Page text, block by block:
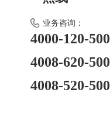
业务咨询：
4000-120-500
4008-620-500
4008-520-500